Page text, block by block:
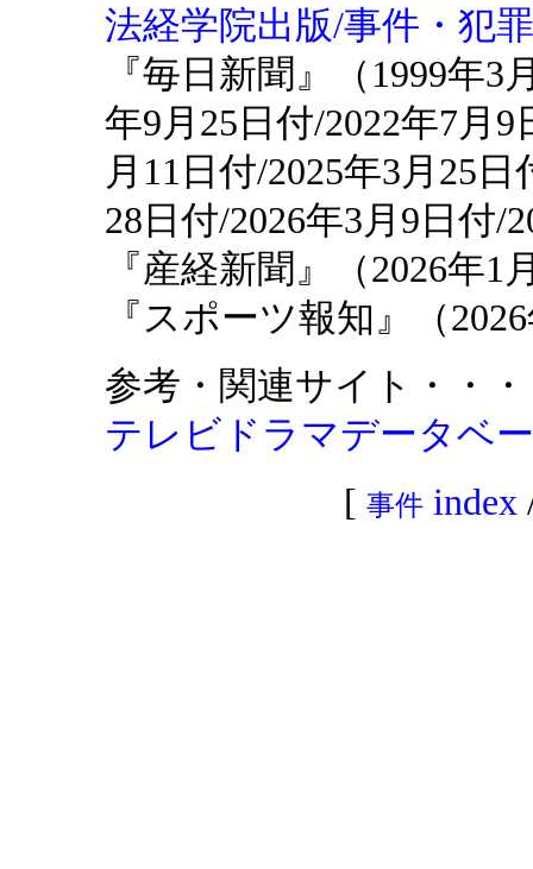
法経学院出版/事件・犯
『毎日新聞』（1999年3
年9月25日付/2022年7月9
月11日付/2025年3月25
28日付/2026年3月9日付/
『産経新聞』（2026年1
『スポーツ報知』（
参考・関連サイト・・・
テレビドラマデータベ
[ 事件index